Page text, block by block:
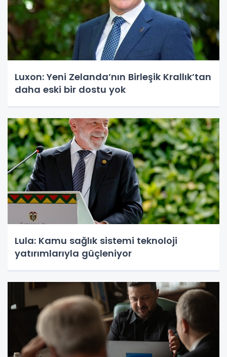
Luxon: Yeni Zelanda’nın Birleşik Krallık’tan
daha eski bir dostu yok
Lula: Kamu sağlık sistemi teknoloji
yatırımlarıyla güçleniyor